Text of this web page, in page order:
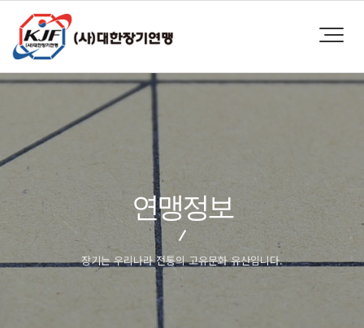
연맹정보
장기는 우리나라 전통의 고유문화 유산입니다.